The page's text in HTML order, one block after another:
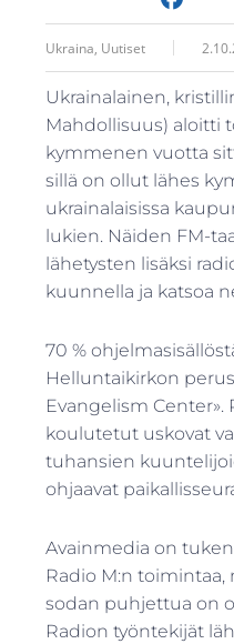
Ukraina, Uutiset
Ukrainalainen,
Mahdollisuus) aloitti
kymmenen vuotta
sillä on ollut lähes
ukrainalaisissa
lukien. Näiden FM-
lähetysten lisäksi
kuunnella ja katsoa
70 %
Helluntaikirkon
Evangelism
koulutetut uskovat
tuhansien
ohjaavat
Avainmedia on
Radio M:n
sodan puhjettua on
Radion työntekijät